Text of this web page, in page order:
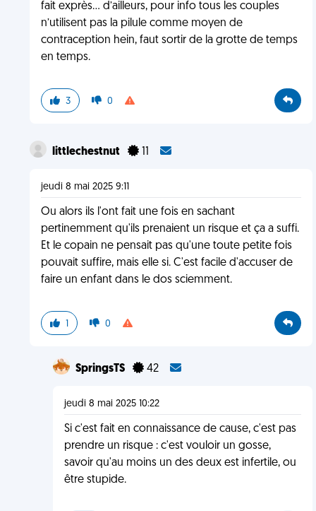
fait exprès… d’ailleurs, pour info tous les couples
n’utilisent pas la pilule comme moyen de
contraception hein, faut sortir de la grotte de temps
en temps.
3 0
littlechestnut 11
jeudi 8 mai 2025 9:11
Ou alors ils l'ont fait une fois en sachant
pertinemment qu'ils prenaient un risque et ça a suffi.
Et le copain ne pensait pas qu'une toute petite fois
pouvait suffire, mais elle si. C'est facile d'accuser de
faire un enfant dans le dos sciemment.
1 0
SpringsTS 42
jeudi 8 mai 2025 10:22
Si c'est fait en connaissance de cause, c'est pas
prendre un risque : c'est vouloir un gosse,
savoir qu'au moins un des deux est infertile, ou
être stupide.